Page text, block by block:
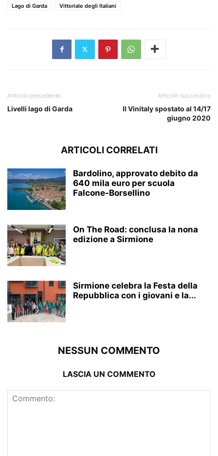
Lago di Garda
Vittoriale degli Italiani
Articolo precedente
Livelli lago di Garda
Articolo successivo
Il Vinitaly spostato al 14/17
giugno 2020
ARTICOLI CORRELATI
Bardolino, approvato debito da
640 mila euro per scuola
Falcone-Borsellino
On The Road: conclusa la nona
edizione a Sirmione
Sirmione celebra la Festa della
Repubblica con i giovani e la...
NESSUN COMMENTO
LASCIA UN COMMENTO